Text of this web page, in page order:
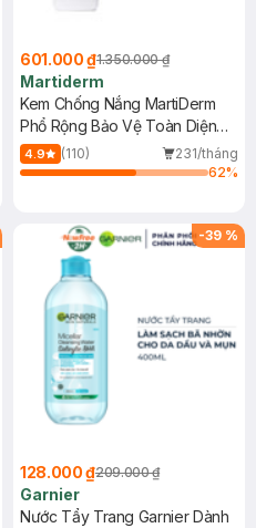
601.000 ₫1.350.000 ₫
Martiderm
Kem Chống Nắng MartiDerm
Phổ Rộng Bảo Vệ Toàn Diện
40ml
4.9 (110)
231/tháng
62%
-39 %
128.000 ₫209.000 ₫
Garnier
Nước Tẩy Trang Garnier Dành